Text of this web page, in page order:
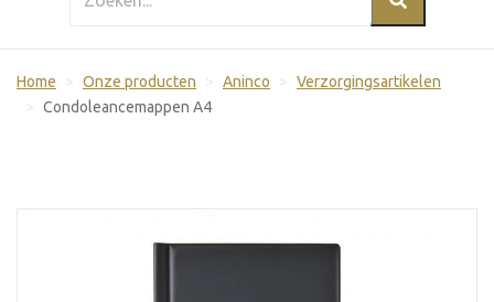
Home Onze producten Aninco
Verzorgingsartikelen
Condoleancemappen A4